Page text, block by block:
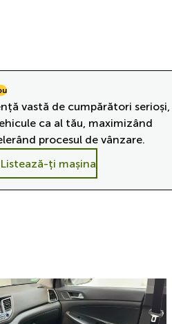
vastă de cumpărători
ca al tău, maximizând
procesul de vânzare.
Listează-ți mașina